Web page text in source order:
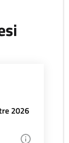
2026